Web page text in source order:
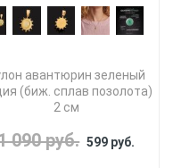
авантюрин зеленый
(биж. сплав позолота)
2 см
090 руб. 599 руб.